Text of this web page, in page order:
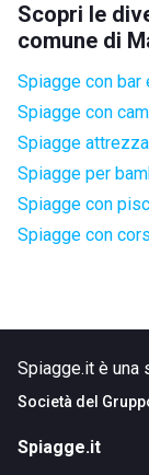
Scopri le
comune di
Spiagge con bar
Spiagge con
Spiagge
Spiagge per
Spiagge con
Spiagge con
Spiagge.it è una
Società del
Spiagge.it